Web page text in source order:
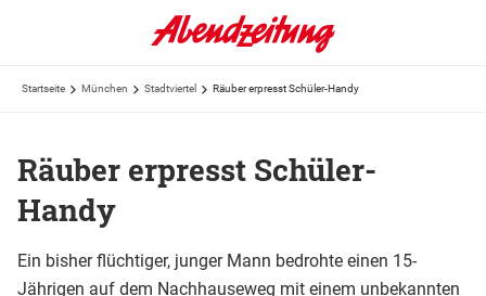
Startseite München Stadtviertel Räuber erpresst Schüler-Handy
Räuber erpresst Schüler-
Handy
Ein bisher flüchtiger, junger Mann bedrohte einen 15-
Jährigen auf dem Nachhauseweg mit einem unbekannten